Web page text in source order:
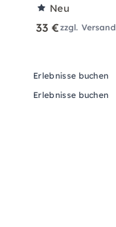
Neu
33 €zzgl. Versand
Erlebnisse buchen
Erlebnisse buchen